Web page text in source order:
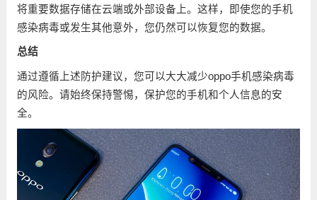
将重要数据存储在云端或外部设备上。这样，即使您的手机
感染病毒或发生其他意外，您仍然可以恢复您的数据。
总结
通过遵循上述防护建议，您可以大大减少oppo手机感染病毒
的风险。请始终保持警惕，保护您的手机和个人信息的安
全。